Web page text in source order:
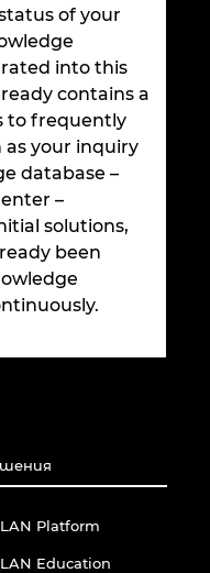
of your
into this
contains a
to frequently
as your inquiry
database –
–
solutions,
been
Platform
Education